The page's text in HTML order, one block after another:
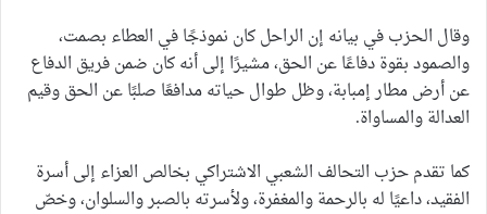
وقال الحزب في بيانه إن الراحل كان نموذجًا في العطاء بصمت،
والصمود بقوة دفاعًا عن الحق، مشيرًا إلى أنه كان ضمن فريق الدفاع
عن أرض مطار إمبابة، وظل طوال حياته مدافعًا صلبًا عن الحق وقيم
العدالة والمساواة.
كما تقدم حزب التحالف الشعبي الاشتراكي بخالص العزاء إلى أسرة
الفقيد، داعيًا له بالرحمة والمغفرة، ولأسرته بالصبر والسلوان، وخصّ